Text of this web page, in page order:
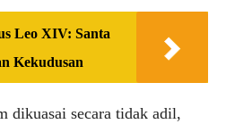
Leo XIV: Santa
Kekudusan
dikuasai secara tidak adil,